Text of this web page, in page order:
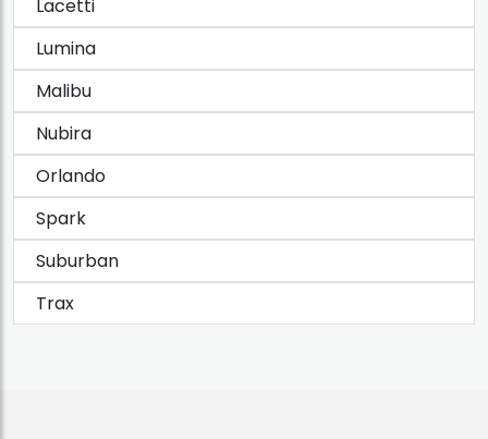
Lacetti
Lumina
Malibu
Nubira
Orlando
Spark
Suburban
Trax